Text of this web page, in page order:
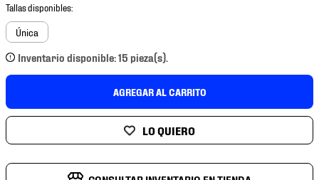
Única
Inventario disponible: 15 pieza(s).
AGREGAR AL CARRITO
4.
tenis futbol
5.
mochila
6.
jersey
8.
chivas